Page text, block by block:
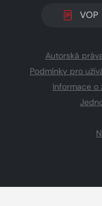
VOP
Autorská
Podmínky pro
Informace o